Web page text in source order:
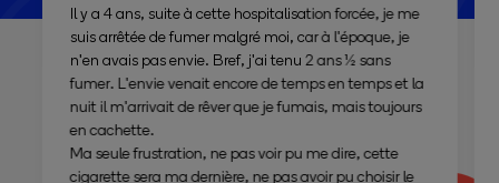
Il y a 4 ans, suite à cette hospitalisation forcée, je me
suis arrêtée de fumer malgré moi, car à l'époque, je
n'en avais pas envie. Bref, j'ai tenu 2 ans ½ sans
fumer. L'envie venait encore de temps en temps et la
nuit il m'arrivait de rêver que je fumais, mais toujours
en cachette.
Ma seule frustration, ne pas voir pu me dire, cette
cigarette sera ma dernière, ne pas avoir pu choisir le